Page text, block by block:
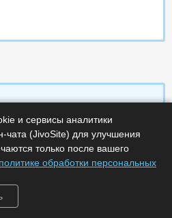
дней :14
и сервисы аналитики
чата (JivoSite) для улучшения
только после вашего
политике обработки персональных